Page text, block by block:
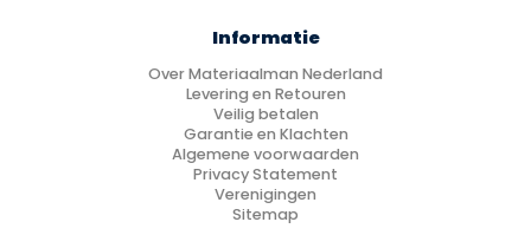
Informatie
Over Materiaalman Nederland
Levering en Retouren
Veilig betalen
Garantie en Klachten
Algemene voorwaarden
Privacy Statement
Verenigingen
Sitemap